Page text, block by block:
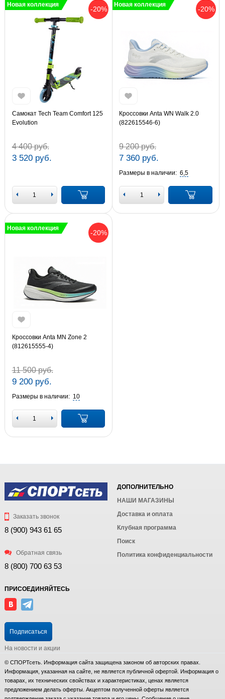
-20%
Новая коллекция
Самокат Tech Team Comfort 125
Evolution
4 400 руб.
3 520 руб.
-20%
Новая коллекция
Кроссовки Anta WN Walk 2.0
(822615546-6)
9 200 руб.
7 360 руб.
Размеры в наличии: 6,5
-20%
Новая коллекция
Кроссовки Anta MN Zone 2
(812615555-4)
11 500 руб.
9 200 руб.
Размеры в наличии: 10
Заказать звонок
8 (900) 943 61 65
Обратная связь
8 (800) 700 63 53
ДОПОЛНИТЕЛЬНО
НАШИ МАГАЗИНЫ
Доставка и оплата
Клубная программа
Поиск
Политика конфиденциальности
ПРИСОЕДИНЯЙТЕСЬ
Подписаться
На новости и акции
© СПОРТсеть. Информация сайта защищена законом об авторских правах.
Информация, указанная на сайте, не является публичной офертой. Информация о
товарах, их технических свойствах и характеристиках, ценах является
предложением делать оферты. Акцептом полученной оферты является